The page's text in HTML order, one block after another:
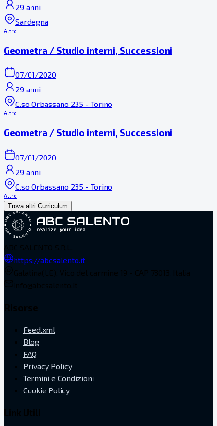
29 anni
Sardegna
Altro
Geometra / Studio interni, Successioni
07/01/2020
29 anni
C.so Orbassano 235 - Torino
Altro
Geometra / Studio interni, Successioni
07/01/2020
29 anni
C.so Orbassano 235 - Torino
Altro
Trova altri Curriculum
https://abcsalento.it
Feed.xml
Blog
FAQ
Privacy Policy
Termini e Condizioni
Cookie Policy